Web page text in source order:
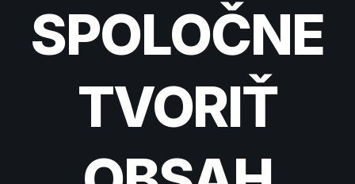
SPOLOČNE
TVORIŤ